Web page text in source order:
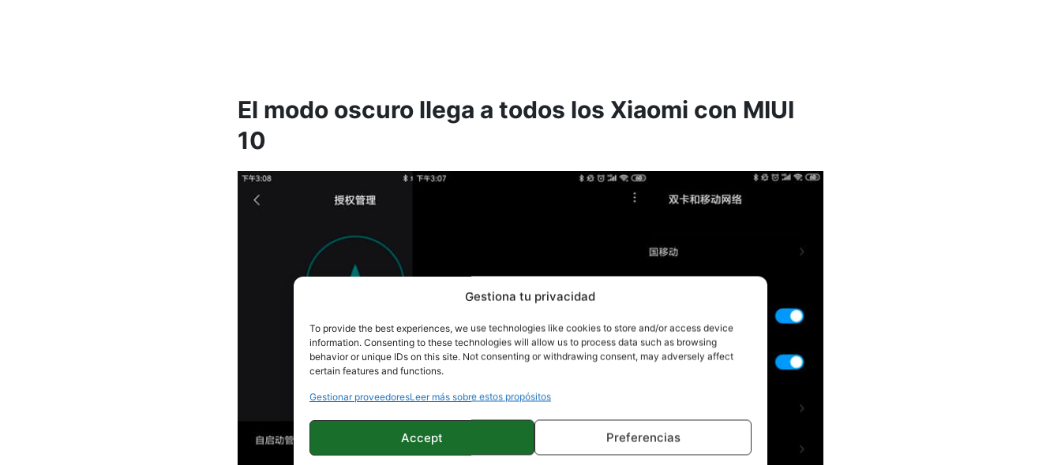
Gestiona tu privacidad
To provide the best experiences, we use technologies like cookies to store and/or access device
information. Consenting to these technologies will allow us to process data such as browsing
behavior or unique IDs on this site. Not consenting or withdrawing consent, may adversely affect
certain features and functions.
Gestionar proveedoresLeer más sobre estos propósitos
Accept Preferencias
El modo oscuro llega a todos los Xiaomi con MIUI
10